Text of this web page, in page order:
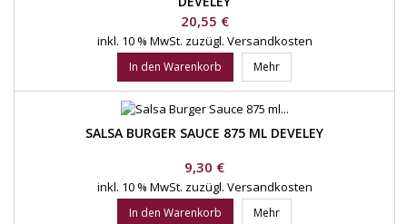
Preis
20,55 €
inkl. 10 % MwSt. zuzügl. Versandkosten
In den Warenkorb Mehr
SALSA BURGER SAUCE 875 ML DEVELEY
Preis
9,30 €
inkl. 10 % MwSt. zuzügl. Versandkosten
In den Warenkorb Mehr